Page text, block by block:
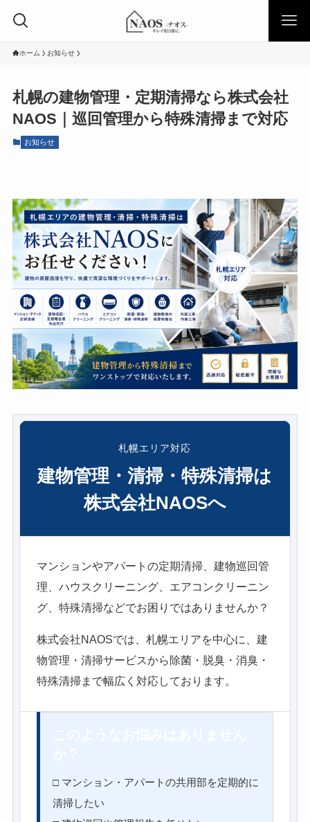
ホーム お知らせ
札幌の建物管理・定期清掃なら株式会社
NAOS｜巡回管理から特殊清掃まで対応
お知らせ
札幌エリア対応
建物管理・清掃・特殊清掃は
株式会社NAOSへ
マンションやアパートの定期清掃、建物巡回管
理、ハウスクリーニング、エアコンクリーニン
グ、特殊清掃などでお困りではありませんか？
株式会社NAOSでは、札幌エリアを中心に、建
物管理・清掃サービスから除菌・脱臭・消臭・
特殊清掃まで幅広く対応しております。
□ マンション・アパートの共用部を定期的に
清掃したい